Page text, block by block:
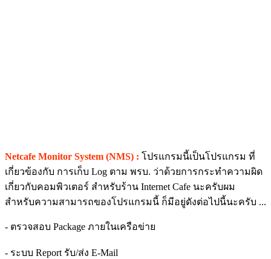
Netcafe Monitor System (NMS) : โปรแกรมนี้เป็นโปรแกรม ที่
เกี่ยวข้องกับ การเก็บ Log ตาม พรบ. ว่าด้วยการกระทำความผิด
เกี่ยวกับคอมพิวเตอร์ สำหรับร้าน Internet Cafe นะครับผม
สำหรับความสามารถของโปรแกรมนี้ ก็มีอยู่ดังต่อไปนี้นะครับ ...
- ตรวจสอบ Package ภายในเครือข่าย
- ระบบ Report รับ/ส่ง E-Mail